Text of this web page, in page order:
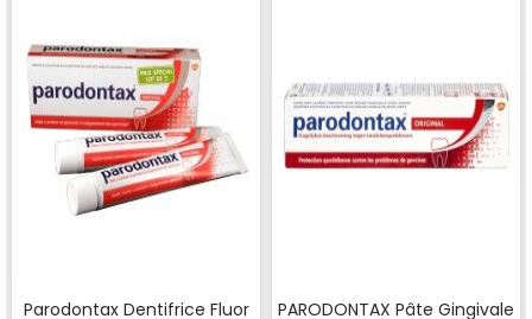
Parodontax Dentifrice Fluor
PARODONTAX Pâte Gingivale